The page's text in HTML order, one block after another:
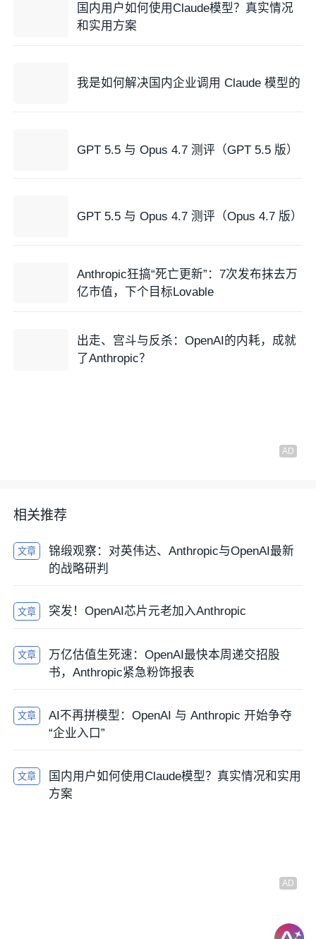
国内用户如何使用Claude模型？真实情况
和实用方案
我是如何解决国内企业调用 Claude 模型的
GPT 5.5 与 Opus 4.7 测评（GPT 5.5 版）
GPT 5.5 与 Opus 4.7 测评（Opus 4.7 版）
Anthropic狂搞“死亡更新”：7次发布抹去万
亿市值，下个目标Lovable
出走、宫斗与反杀：OpenAI的内耗，成就
了Anthropic？
相关推荐
文章
锦缎观察：对英伟达、Anthropic与OpenAI最新
的战略研判
文章 突发！OpenAI芯片元老加入Anthropic
文章
万亿估值生死速：OpenAI最快本周递交招股
书，Anthropic紧急粉饰报表
文章
AI不再拼模型：OpenAI 与 Anthropic 开始争夺
“企业入口”
文章
国内用户如何使用Claude模型？真实情况和实用
方案